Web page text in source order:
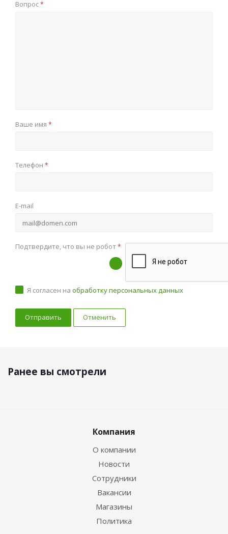
Вопрос*
Ваше имя *
Телефон *
E-mail
Подтвердите, что вы не робот*
Я согласен на обработку персональных данных
Отменить
Ранее вы смотрели
Компания
О компании
Новости
Сотрудники
Вакансии
Магазины
Политика